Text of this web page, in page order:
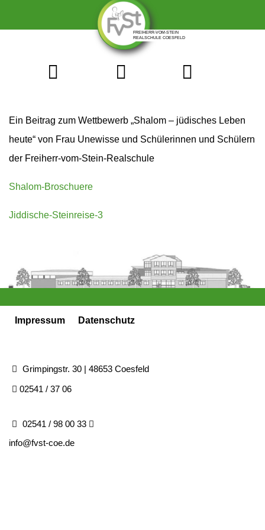
Ein Beitrag zum Wettbewerb „Shalom – jüdisches Leben
heute“ von Frau Unewisse und Schülerinnen und Schülern
der Freiherr-vom-Stein-Realschule
Shalom-Broschuere
Jiddische-Steinreise-3
Impressum Datenschutz
Grimpingstr. 30 | 48653 Coesfeld
02541 / 37 06
02541 / 98 00 33
info@fvst-coe.de